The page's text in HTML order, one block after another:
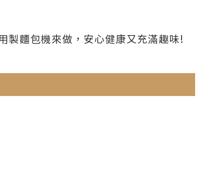
製麵包機來做，安心健康又充滿趣味!